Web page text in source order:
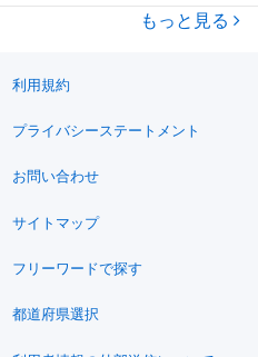
もっと見る
利用規約
プライバシーステートメント
お問い合わせ
サイトマップ
フリーワードで探す
都道府県選択